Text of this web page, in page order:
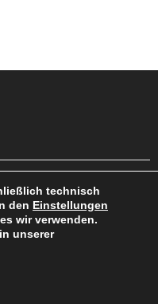
technisch
den Einstellungen
wir verwenden.
unserer